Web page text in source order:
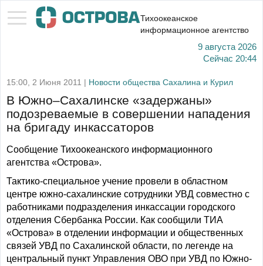
Тихоокеанское
информационное агентство
9 августа 2026
Сейчас 20:44
15:00, 2 Июня 2011 | Новости общества Сахалина и Курил
В Южно–Сахалинске «задержаны»
подозреваемые в совершении нападения
на бригаду инкассаторов
Сообщение Тихоокеанского информационного
агентства «Острова».
Тактико-специальное учение провели в областном
центре южно-сахалинские сотрудники УВД совместно с
работниками подразделения инкассации городского
отделения Сбербанка России. Как сообщили ТИА
«Острова» в отделении информации и общественных
связей УВД по Сахалинской области, по легенде на
центральный пункт Управления ОВО при УВД по Южно-